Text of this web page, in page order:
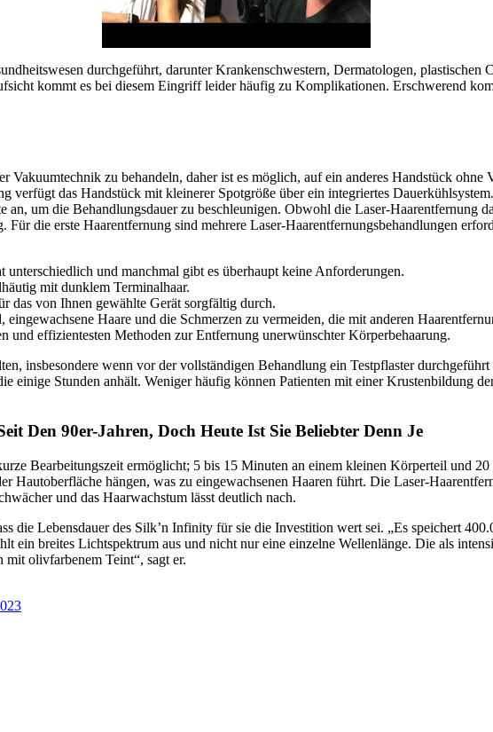
durchgeführt, darunter Krankenschwestern, Dermatologen, plastischen
kommt es bei diesem Eingriff leider häufig zu Komplikationen. Erschwerend
zu behandeln, daher ist es möglich, auf ein anderes Handstück
verfügt das Handstück mit kleinerer Spotgröße über ein integriertes
um die Behandlungsdauer zu beschleunigen. Obwohl die Laser-Haarentfernung
die erste Haarentfernung sind mehrere Laser-Haarentfernungsbehandlungen
und manchmal gibt es überhaupt keine Anforderungen.
mit dunklem Terminalhaar.
das von Ihnen gewählte Gerät sorgfältig durch.
Haare und die Schmerzen zu vermeiden, die mit anderen
und effizientesten Methoden zur Entfernung unerwünschter Körperbehaarung.
insbesondere wenn vor der vollständigen Behandlung ein Testpflaster
einige Stunden anhält. Weniger häufig können Patienten mit einer Krustenbildung
Den 90er-Jahren, Doch Heute Ist Sie Beliebter Denn Je
Bearbeitungszeit ermöglicht; 5 bis 15 Minuten an einem kleinen Körperteil und
Hautoberfläche hängen, was zu eingewachsenen Haaren führt. Die Laser-
und das Haarwachstum lässt deutlich nach.
die Lebensdauer des Silk’n Infinity für sie die Investition wert sei. „Es speichert
ein breites Lichtspektrum aus und nicht nur eine einzelne Wellenlänge. Die als
olivfarbenem Teint“, sagt er.